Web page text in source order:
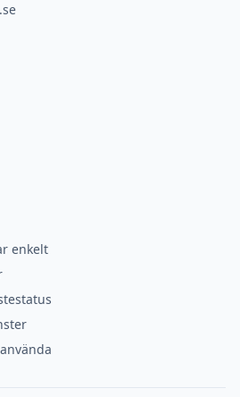
enkelt